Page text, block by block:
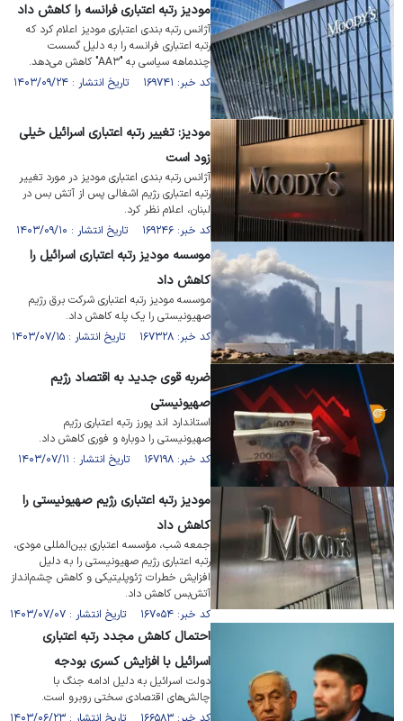
مودیز رتبه اعتباری فرانسه را کاهش داد
آژانس رتبه بندی اعتباری مودیز اعلام کرد که
رتبه اعتباری فرانسه را به دلیل گسست
چندماهه سیاسی به "AA۳" کاهش می‌دهد.
کد خبر: ۱۶۹۷۴۱ تاریخ انتشار : ۱۴۰۳/۰۹/۲۴
مودیز: تغییر رتبه اعتباری اسرائیل خیلی
زود است
آژانس رتبه بندی اعتباری مودیز در مورد تغییر
رتبه اعتباری رژیم اشغالی پس از آتش بس در
لبنان، اعلام نظر کرد.
کد خبر: ۱۶۹۲۴۶ تاریخ انتشار : ۱۴۰۳/۰۹/۱۰
موسسه مودیز رتبه اعتباری اسرائیل را
کاهش داد
موسسه مودیز رتبه اعتباری شرکت برق رژیم
صهیونیستی را یک پله کاهش داد.
کد خبر: ۱۶۷۳۲۸ تاریخ انتشار : ۱۴۰۳/۰۷/۱۵
ضربه قوی جدید به اقتصاد رژیم
صهیونیستی
استاندارد اند پورز رتبه اعتباری رژیم
صهیونیستی را دوباره و فوری کاهش داد.
کد خبر: ۱۶۷۱۹۸ تاریخ انتشار : ۱۴۰۳/۰۷/۱۱
مودیز رتبه اعتباری رژیم صهیونیستی را
کاهش داد
جمعه شب، مؤسسه اعتباری بین‌المللی مودی،
رتبه اعتباری رژیم صهیونیستی را به دلیل
افزایش خطرات ژئوپلیتیکی و کاهش چشم‌انداز
آتش‌بس کاهش داد.
کد خبر: ۱۶۷۰۵۴ تاریخ انتشار : ۱۴۰۳/۰۷/۰۷
احتمال کاهش مجدد رتبه اعتباری
اسرائیل با افزایش کسری بودجه
دولت اسرائیل به دلیل ادامه جنگ با
چالش‌های اقتصادی سختی روبرو است.